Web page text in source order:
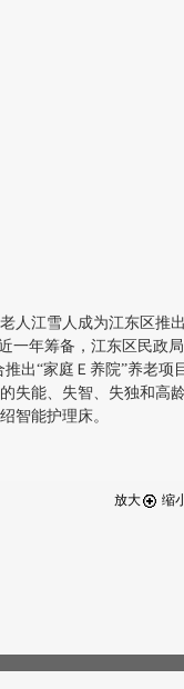
江雪人成为江东区推出
一年筹备，江东区民政
出“家庭Ｅ养院”养老项
失能、失智、失独和高
智能护理床。
放大 缩